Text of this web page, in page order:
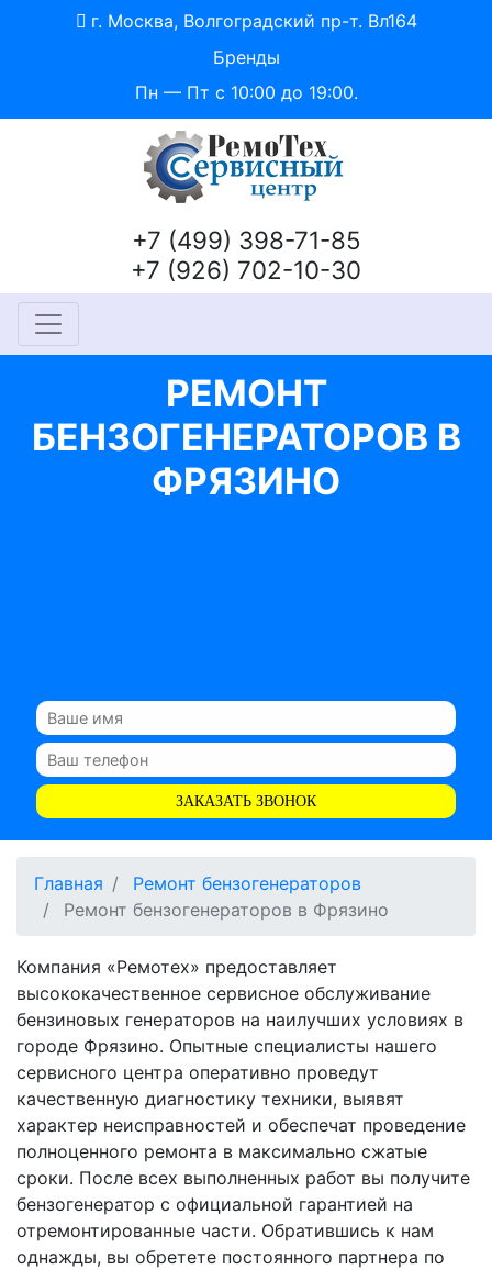
г. Москва, Волгоградский пр-т. Вл164
Бренды
Пн — Пт с 10:00 до 19:00.
+7 (499) 398-71-85
+7 (926) 702-10-30
РЕМОНТ
БЕНЗОГЕНЕРАТОРОВ В
ФРЯЗИНО
ЗАКАЗАТЬ ЗВОНОК
Главная
Ремонт бензогенераторов
Ремонт бензогенераторов в Фрязино
Компания «Ремотех» предоставляет
высококачественное сервисное обслуживание
бензиновых генераторов на наилучших условиях в
городе Фрязино. Опытные специалисты нашего
сервисного центра оперативно проведут
качественную диагностику техники, выявят
характер неисправностей и обеспечат проведение
полноценного ремонта в максимально сжатые
сроки. После всех выполненных работ вы получите
бензогенератор с официальной гарантией на
отремонтированные части. Обратившись к нам
однажды, вы обретете постоянного партнера по